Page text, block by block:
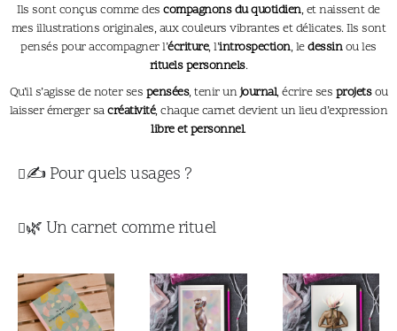
Ils sont conçus comme descompagnons du quotidien, et naissent de
mes illustrations originales, aux couleurs vibrantes et délicates. Ils sont
pensés pour accompagner l’écriture, l’introspection, ledessinou les
rituels personnels.
Qu’il s’agisse de noter ses pensées, tenir unjournal, écrire ses projetsou
laisser émerger sacréativité, chaque carnet devient un lieu d’expression
libre et personnel.
✍️ Pour quels usages ?
🌿 Un carnet comme rituel